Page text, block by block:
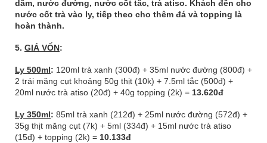
dầm, nước đường, nước cốt tắc, trà atiso. Khách đến cho
nước cốt trà vào ly, tiếp theo cho thêm đá và topping là
hoàn thành.
5. GIÁ VỐN:
Ly 500ml: 120ml trà xanh (300đ) + 35ml nước đường (800đ) +
2 trái măng cụt khoảng 50g thịt (10k) + 7.5ml tắc (500đ) +
20ml nước trà atiso (20đ) + 40g topping (2k) = 13.620đ
Ly 350ml: 85ml trà xanh (212đ) + 25ml nước đường (572đ) +
35g thịt măng cụt (7k) + 5ml (334đ) + 15ml nước trà atiso
(15đ) + topping (2k) = 10.133đ